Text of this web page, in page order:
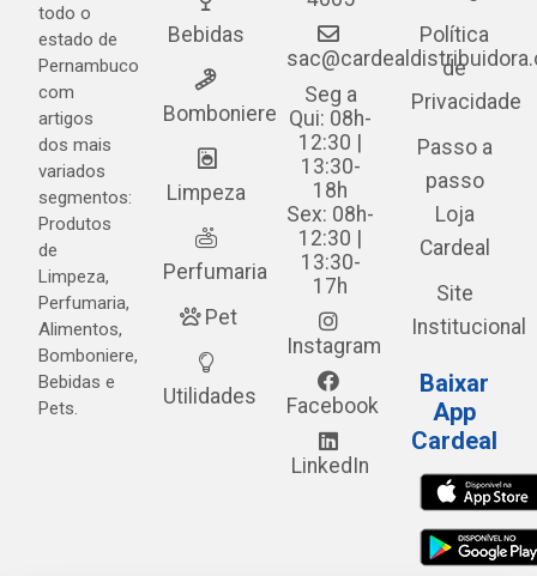
todo o
estado de
Pernambuco
com
artigos
dos mais
variados
segmentos:
Produtos
de
Limpeza,
Perfumaria,
Alimentos,
Bomboniere,
Bebidas e
Pets.
Bebidas
Bomboniere
Limpeza
Perfumaria
Pet
Utilidades
Seg a
Qui: 08h-
12:30 |
13:30-
18h
Sex: 08h-
12:30 |
13:30-
17h
Instagram
Facebook
LinkedIn
Política
de
Privacidade
Passo a
passo
Loja
Cardeal
Site
Institucional
Baixar
App
Cardeal